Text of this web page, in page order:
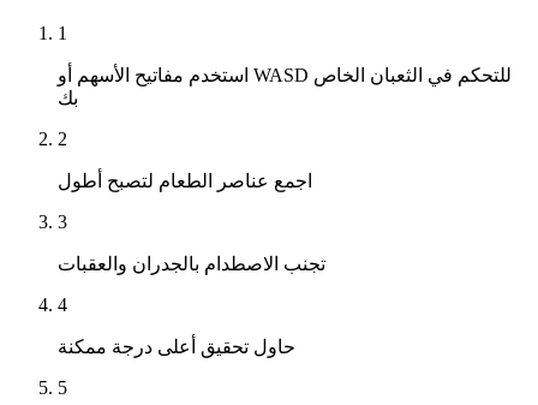
1
استخدم مفاتيح الأسهم أو WASD للتحكم في الثعبان الخاص
بك
2
اجمع عناصر الطعام لتصبح أطول
3
تجنب الاصطدام بالجدران والعقبات
4
حاول تحقيق أعلى درجة ممكنة
5